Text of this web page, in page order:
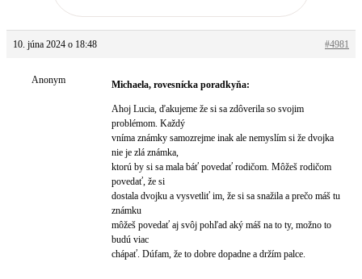
10. júna 2024 o 18:48 #4981
Anonym Michaela, rovesnícka poradkyňa:
Ahoj Lucia, ďakujeme že si sa zdôverila so svojim
problémom. Každý
vníma známky samozrejme inak ale nemyslím si že dvojka
nie je zlá známka,
ktorú by si sa mala báť povedať rodičom. Môžeš rodičom
povedať, že si
dostala dvojku a vysvetliť im, že si sa snažila a prečo máš tu
známku
môžeš povedať aj svôj pohľad aký máš na to ty, možno to
budú viac
chápať. Dúfam, že to dobre dopadne a držím palce.